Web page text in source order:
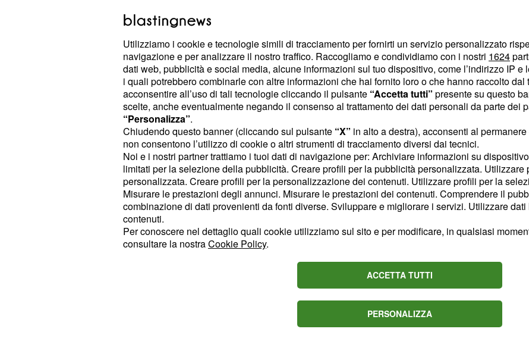
Condito con passione: non solo
ricette, ma molto altro
Scorrendo le pagine diCondito con passioneil lettore ha
la possibilità di scoprire come realizzare una serie di ricette,
tutte da elaborare in modo accurato.
Ogni piatto proposto non presenta particolari difficoltà,
quindi tutte le ricette risulteranno di facile realizzazione
anche per i meno esperti in cucina. Una delle particolarità
del libro da poco pubblicato da Elisa Scheffler è che non si
tratta della classica raccolta di ricette, ma di un
coinvolgente- e appetitoso - inno all’amore. Perché
secondo l'autrice proprio lacucinarappresenta un luogo
versatile nel campo della
seguendo la sua linea di pensiero, si può avere infatti la
possibilità di trovare l'appagamento per due pulsioni (e
bisogni) che caratterizzano ogni persona: l'
Utilizziamo i cookie e tecnologie simili di tracciamento per fornirti un servizio personalizzato
navigazione e per analizzare il nostro traffico. Raccogliamo e condividiamo con i nostri 1624
dati web, pubblicità e social media, alcune informazioni sul tuo dispositivo, come l’indirizzo IP e
i quali potrebbero combinarle con altre informazioni che hai fornito loro o che hanno raccolto
acconsentire all’uso di tali tecnologie cliccando il pulsante “Accetta tutti” presente su questo
scelte, anche eventualmente negando il consenso al trattamento dei dati personali da parte dei
“Personalizza”.
Chiudendo questo banner (cliccando sul pulsante “X” in alto a destra), acconsenti al
non consentono l’utilizzo di cookie o altri strumenti di tracciamento diversi dai tecnici.
Noi e i nostri partner trattiamo i tuoi dati di navigazione per: Archiviare informazioni su
limitati per la selezione della pubblicità. Creare profili per la pubblicità personalizzata.
personalizzata. Creare profili per la personalizzazione dei contenuti. Utilizzare profili per la
Misurare le prestazioni degli annunci. Misurare le prestazioni dei contenuti. Comprendere il
combinazione di dati provenienti da fonti diverse. Sviluppare e migliorare i servizi. Utilizzare
contenuti.
Per conoscere nel dettaglio quali cookie utilizziamo sul sito e per modificare, in qualsiasi
consultare la nostraCookie Policy.
ACCETTA TUTTI
PERSONALIZZA